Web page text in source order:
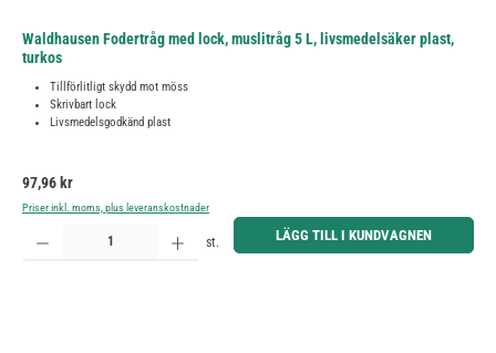
Waldhausen Fodertråg med lock, muslitråg 5 L, livsmedelsäker plast,
turkos
Tillförlitligt skydd mot möss
Skrivbart lock
Livsmedelsgodkänd plast
Ordinarie pris:
97,96 kr
Priser inkl. moms, plus leveranskostnader
Produktkvantitet: Ange önskat belopp eller använd knapparna för att öka eller minska kvantiteten.
st. LÄGG TILL I KUNDVAGNEN